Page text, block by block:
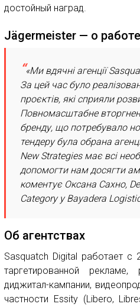
достойный наград.
Jägermeister — о
«Ми вдячні агенції
За цей час було
проєктів, які сприяли
Повномасштабне
бренду, що потребувало
тендеру була обрана
New Strategies має всі
допомогти нам досягти
коментує Оксана Сахно,
Category у Bayadera
Об агентствах
Sasquatch Digital работает с
таргетированной рекламе,
диджитал-кампании,
частности Essity (Libero,